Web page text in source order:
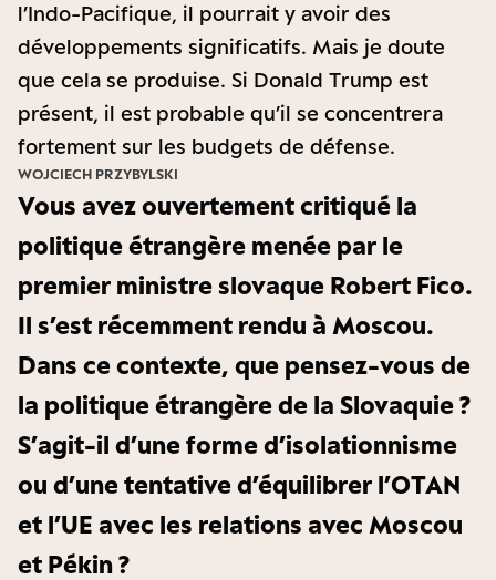
l’Indo-Pacifique, il pourrait y avoir des
développements significatifs. Mais je doute
que cela se produise. Si Donald Trump est
présent, il est probable qu’il se concentrera
fortement sur les budgets de défense.
Vous avez ouvertement critiqué la
politique étrangère menée par le
premier ministre slovaque Robert Fico.
Il s’est récemment rendu à Moscou.
Dans ce contexte, que pensez-vous de
la politique étrangère de la Slovaquie ?
S’agit-il d’une forme d’isolationnisme
ou d’une tentative d’équilibrer l’OTAN
et l’UE avec les relations avec Moscou
et Pékin ?
WOJCIECH PRZYBYLSKI